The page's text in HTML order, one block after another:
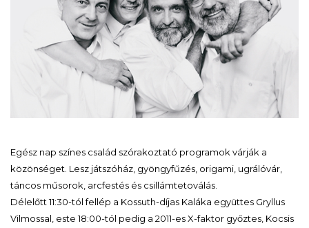
Egész nap színes család szórakoztató programok várják a
közönséget. Lesz játszóház, gyöngyfűzés, origami, ugrálóvár,
táncos műsorok, arcfestés és csillámtetoválás.
Délelőtt 11:30-tól fellép a Kossuth-díjas Kaláka együttes Gryllus
Vilmossal, este 18:00-tól pedig a 2011-es X-faktor győztes, Kocsis